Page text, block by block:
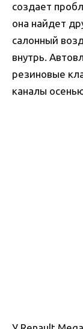
создает
она найдет
салонный
внутрь.
резиновые
каналы